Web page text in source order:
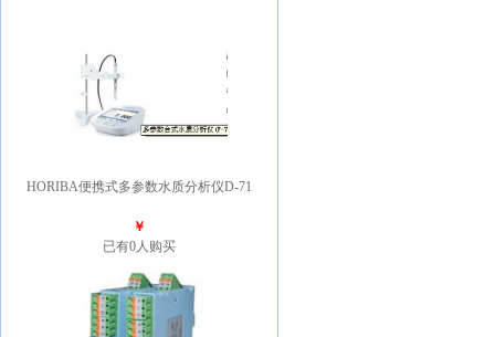
HORIBA便携式多参数水质分析仪D-71
￥
已有0人购买